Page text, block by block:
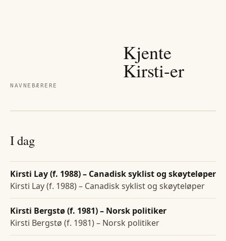
NAVNEBÆRERE
Kjente
Kirsti-er
I dag
Kirsti Lay (f. 1988) – Canadisk syklist og skøyteløper
Kirsti Lay (f. 1988) – Canadisk syklist og skøyteløper
Kirsti Bergstø (f. 1981) – Norsk politiker
Kirsti Bergstø (f. 1981) – Norsk politiker